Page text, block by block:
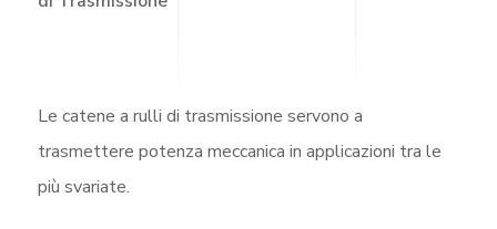
Le catene a rulli di trasmissione servono a
trasmettere potenza meccanica in applicazioni tra le
più svariate.